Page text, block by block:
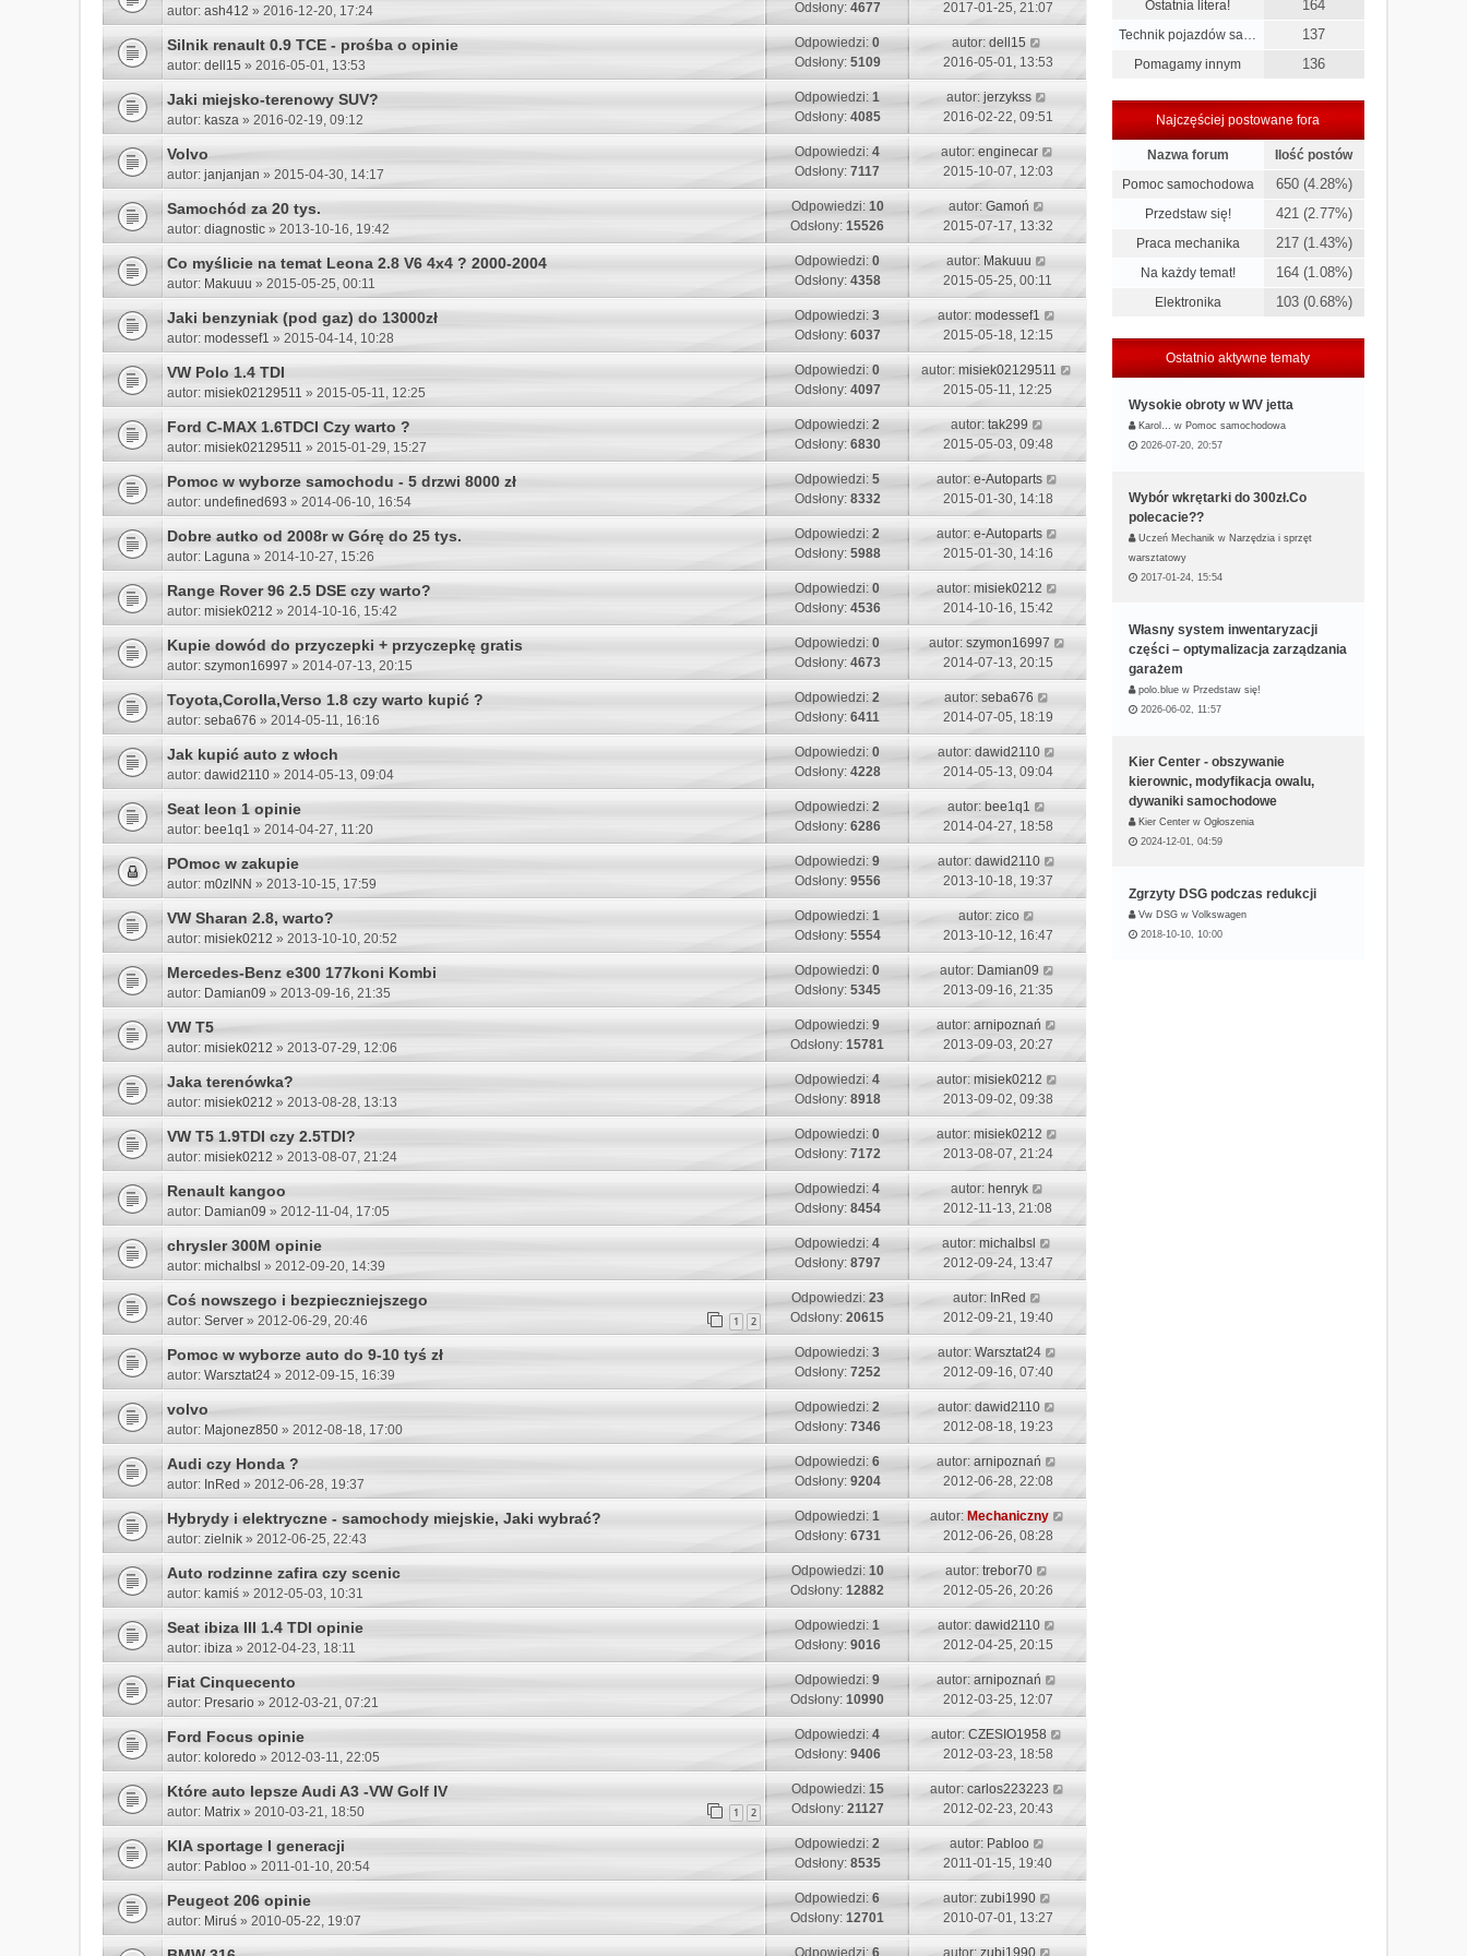
p
s
autor: ash412 » 2016-12-20, 17:24
Odsłony: 4677
s
t
a
t
i
p
o
s
2017-01-25, 21:07
Silnik renault 0.9 TCE - prośba o opinie
autor: dell15 » 2016-05-01, 13:53
Odpowiedzi: 0
Odsłony: 5109
O
s
t
a
t
i
p
s
autor:dell15
2016-05-01, 13:53
Jaki miejsko-terenowy SUV?
autor: kasza » 2016-02-19, 09:12
Odpowiedzi: 1
Odsłony: 4085
O
s
t
a
t
i
p
s
autor:jerzykss
2016-02-22, 09:51
Volvo
autor: janjanjan » 2015-04-30, 14:17
Odpowiedzi: 4
Odsłony: 7117
O
s
t
p
s
autor: enginecar
2015-10-07, 12:03
Samochód za 20 tys.
autor: diagnostic » 2013-10-16, 19:42
Odpowiedzi: 10
Odsłony: 15526
O
s
t
a
t
i
p
s
autor:Gamoń
2015-07-17, 13:32
Co myślicie na temat Leona 2.8 V6 4x4 ? 2000-2004
autor: Makuuu » 2015-05-25, 00:11
Odpowiedzi: 0
Odsłony: 4358
O
s
t
a
t
i
p
s
autor: Makuuu
2015-05-25, 00:11
Jaki benzyniak (pod gaz) do 13000zł
autor: modessef1 » 2015-04-14, 10:28
Odpowiedzi: 3
Odsłony: 6037
O
s
t
a
p
s
autor:modessef1
2015-05-18, 12:15
VW Polo 1.4 TDI
autor: misiek02129511 » 2015-05-11, 12:25
Odpowiedzi: 0
Odsłony: 4097
O
t
autor:misiek02129511
2015-05-11, 12:25
Ford C-MAX 1.6TDCI Czy warto ?
autor: misiek02129511 » 2015-01-29, 15:27
Odpowiedzi: 2
Odsłony: 6830
O
s
t
a
t
i
p
o
s
autor: tak299
2015-05-03, 09:48
Pomoc w wyborze samochodu - 5 drzwi 8000 zł
autor: undefined693 » 2014-06-10, 16:54
Odpowiedzi: 5
Odsłony: 8332
O
t
a
i
autor: e-Autoparts
2015-01-30, 14:18
Dobre autko od 2008r w Górę do 25 tys.
autor: Laguna » 2014-10-27, 15:26
Odpowiedzi: 2
Odsłony: 5988
O
t
a
i
autor: e-Autoparts
2015-01-30, 14:16
Range Rover 96 2.5 DSE czy warto?
autor: misiek0212 » 2014-10-16, 15:42
Odpowiedzi: 0
Odsłony: 4536
O
t
a
autor: misiek0212
2014-10-16, 15:42
Kupie dowód do przyczepki + przyczepkę gratis
autor: szymon16997 » 2014-07-13, 20:15
Odpowiedzi: 0
Odsłony: 4673
O
t
autor: szymon16997
2014-07-13, 20:15
Toyota,Corolla,Verso 1.8 czy warto kupić ?
autor: seba676 » 2014-05-11, 16:16
Odpowiedzi: 2
Odsłony: 6411
O
s
t
a
t
p
s
autor:seba676
2014-07-05, 18:19
Jak kupić auto z włoch
autor: dawid2110 » 2014-05-13, 09:04
Odpowiedzi: 0
Odsłony: 4228
O
s
t
i
p
s
autor:dawid2110
2014-05-13, 09:04
Seat leon 1 opinie
autor: bee1q1 » 2014-04-27, 11:20
Odpowiedzi: 2
Odsłony: 6286
O
s
t
a
t
p
s
autor: bee1q1
2014-04-27, 18:58
POmoc w zakupie
autor: m0zINN » 2013-10-15, 17:59
Odpowiedzi: 9
Odsłony: 9556
O
s
t
i
p
s
autor:dawid2110
2013-10-18, 19:37
VW Sharan 2.8, warto?
autor: misiek0212 » 2013-10-10, 20:52
Odpowiedzi: 1
Odsłony: 5554
O
s
t
a
t
i
p
s
autor:zico
2013-10-12, 16:47
Mercedes-Benz e300 177koni Kombi
autor: Damian09 » 2013-09-16, 21:35
Odpowiedzi: 0
Odsłony: 5345
O
s
t
a
i
p
s
autor: Damian09
2013-09-16, 21:35
VW T5
autor: misiek0212 » 2013-07-29, 12:06
Odpowiedzi: 9
Odsłony: 15781
O
t
a
i
p
autor:arnipoznań
2013-09-03, 20:27
Jaka terenówka?
autor: misiek0212 » 2013-08-28, 13:13
Odpowiedzi: 4
Odsłony: 8918
O
t
a
autor: misiek0212
2013-09-02, 09:38
VW T5 1.9TDI czy 2.5TDI?
autor: misiek0212 » 2013-08-07, 21:24
Odpowiedzi: 0
Odsłony: 7172
O
t
autor: misiek0212
2013-08-07, 21:24
Renault kangoo
autor: Damian09 » 2012-11-04, 17:05
Odpowiedzi: 4
Odsłony: 8454
O
s
t
a
t
p
o
s
autor: henryk
2012-11-13, 21:08
chrysler 300M opinie
autor: michalbsl » 2012-09-20, 14:39
Odpowiedzi: 4
Odsłony: 8797
O
s
t
t
i
p
s
autor:michalbsl
2012-09-24, 13:47
Coś nowszego i bezpieczniejszego
autor: Server » 2012-06-29, 20:46 1 2
Odpowiedzi: 23
Odsłony: 20615
O
s
t
a
t
i
p
o
s
autor: InRed
2012-09-21, 19:40
Pomoc w wyborze auto do 9-10 tyś zł
autor: Warsztat24 » 2012-09-15, 16:39
Odpowiedzi: 3
Odsłony: 7252
O
t
a
i
p
autor: Warsztat24
2012-09-16, 07:40
volvo
autor: Majonez850 » 2012-08-18, 17:00
Odpowiedzi: 2
Odsłony: 7346
O
s
t
a
i
p
s
autor:dawid2110
2012-08-18, 19:23
Audi czy Honda ?
autor: InRed » 2012-06-28, 19:37
Odpowiedzi: 6
Odsłony: 9204
O
t
a
p
autor:arnipoznań
2012-06-28, 22:08
Hybrydy i elektryczne - samochody miejskie, Jaki wybrać?
autor: zielnik » 2012-06-25, 22:43
Odpowiedzi: 1
Odsłony: 6731
O
t
autor: Mechaniczny
2012-06-26, 08:28
Auto rodzinne zafira czy scenic
autor: kamiś » 2012-05-03, 10:31
Odpowiedzi: 10
Odsłony: 12882
O
s
t
a
t
i
p
o
s
autor:trebor70
2012-05-26, 20:26
Seat ibiza III 1.4 TDI opinie
autor: ibiza » 2012-04-23, 18:11
Odpowiedzi: 1
Odsłony: 9016
O
s
t
a
i
p
s
autor:dawid2110
2012-04-25, 20:15
Fiat Cinquecento
autor: Presario » 2012-03-21, 07:21
Odpowiedzi: 9
Odsłony: 10990
O
t
a
i
p
autor:arnipoznań
2012-03-25, 12:07
Ford Focus opinie
autor: koloredo » 2012-03-11, 22:05
Odpowiedzi: 4
Odsłony: 9406
O
t
a
autor:CZESIO1958
2012-03-23, 18:58
Które auto lepsze Audi A3 -VW Golf IV
autor: Matrix » 2010-03-21, 18:50 1 2
Odpowiedzi: 15
Odsłony: 21127
O
t
autor: carlos223223
2012-02-23, 20:43
KIA sportage I generacji
autor: Pabloo » 2011-01-10, 20:54
Odpowiedzi: 2
Odsłony: 8535
O
s
t
a
t
autor: Pabloo
2011-01-15, 19:40
Peugeot 206 opinie
autor: Miruś » 2010-05-22, 19:07
Odpowiedzi: 6
Odsłony: 12701
O
s
t
autor: zubi1990
2010-07-01, 13:27
Odpowiedzi: 6 O
autor: zubi1990
Ostatnia litera! 164
Technik pojazdów sa… 137
Pomagamy innym 136
Najczęściej postowane fora
Nazwa forum
Ilość postów
Pomoc samochodowa
650 (4.28%)
Przedstaw się! 421 (2.77%)
Praca mechanika 217 (1.43%)
Na każdy temat! 164 (1.08%)
Elektronika 103 (0.68%)
Ostatnio aktywne tematy
Wysokie obroty w WV jetta
Karol… w Pomoc samochodowa
2026-07-20, 20:57
Wybór wkrętarki do 300zł.Co
polecacie??
Uczeń Mechanik w Narzędzia i sprzęt
warsztatowy
2017-01-24, 15:54
Własny system inwentaryzacji
części – optymalizacja zarządzania
garażem
polo.blue w Przedstaw się!
2026-06-02, 11:57
Kier Center - obszywanie
kierownic, modyfikacja owalu,
dywaniki samochodowe
Kier Center w Ogłoszenia
2024-12-01, 04:59
Zgrzyty DSG podczas redukcji
Vw DSG w Volkswagen
2018-10-10, 10:00